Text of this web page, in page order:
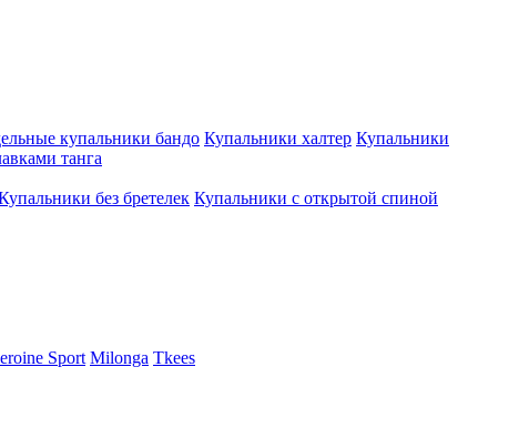
купальники бандо Купальники халтер Купальники
танга
без бретелек Купальники с открытой спиной
Sport Milonga Tkees